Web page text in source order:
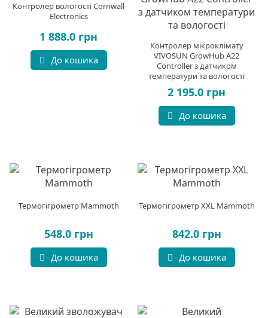
Контролер вологості Cornwall
Electronics
1 888.0 грн
До кошика
Контролер мікроклімату
VIVOSUN GrowHub A22
Controller з датчиком
температури та вологості
2 195.0 грн
До кошика
Термогігрометр Mammoth
548.0 грн
До кошика
Термогігрометр XXL Mammoth
842.0 грн
До кошика